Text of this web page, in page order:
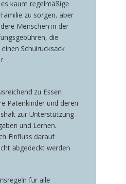
kaum regelmäßige
zu sorgen, aber
Menschen in der
die
Schulrucksack
zu Essen
Patenkinder und deren
zur Unterstützung
und Lernen.
Einfluss darauf
abgedeckt werden
für alle